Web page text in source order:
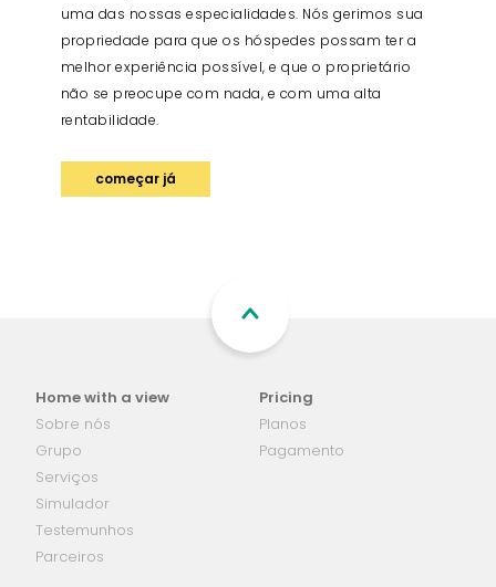
uma das nossas especialidades. Nós gerimos sua
propriedade para que os hóspedes possam ter a
melhor experiência possível, e que o proprietário
não se preocupe com nada, e com uma alta
rentabilidade.
começar já
Home with a view
Sobre nós
Grupo
Serviços
Simulador
Testemunhos
Parceiros
Pricing
Planos
Pagamento